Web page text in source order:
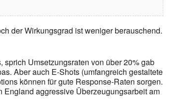
der Wirkungsgrad ist weniger berauschend.
sprich Umsetzungsraten von über 20% gab
Aber auch E-Shots (umfangreich gestaltete
können für gute Response-Raten sorgen.
aggressive Überzeugungsarbeit am